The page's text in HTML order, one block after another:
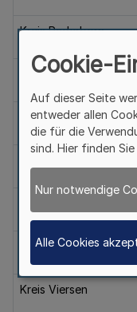
Kreis Paderborn
Kreis Recklinghausen
Kreis Siegen-
Kreis Unna
Kreis Viersen
Cookie-
Auf dieser Seite
entweder allen
die für die
sind. Hier finden
Nur notwendige
Alle Cookies